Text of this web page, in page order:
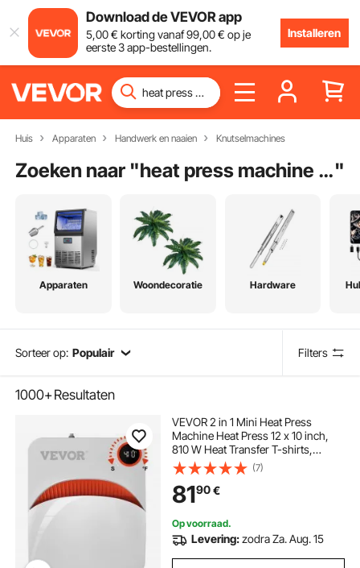
Download de VEVOR app
5,00€ korting vanaf99,00€ op je
eerste 3 app-bestellingen.
Installeren
Huis Apparaten Handwerk en naaien Knutselmachines
Zoeken naar " heat press machine 10 in 1"
Apparaten Woondecoratie Hardware
Sorteer op: Populair Filters
1000+Resultaten
VEVOR 2 in 1 Mini Heat Press
Machine Heat Press 12 x 10 inch,
810 W Heat Transfer T-shirts,
onderzetters, kussens, DIY Kleine
Heat Press Transfer Press Plotter
Drukpersen, Shirt Press Printing
(7)
8190€
Op voorraad.
Levering:zodra Za. Aug. 15